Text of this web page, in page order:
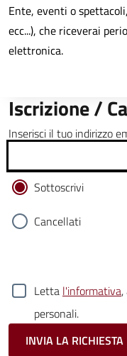
Ente, eventi o
ecc...), che riceverai
elettronica.
Iscrizione /
Inserisci il tuo indirizzo
Sottoscrivi
Cancellati
Letta l'informativa,
personali.